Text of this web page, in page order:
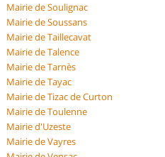
Mairie de Soulignac
Mairie de Soussans
Mairie de Taillecavat
Mairie de Talence
Mairie de Tarnès
Mairie de Tayac
Mairie de Tizac de Curton
Mairie de Toulenne
Mairie d'Uzeste
Mairie de Vayres